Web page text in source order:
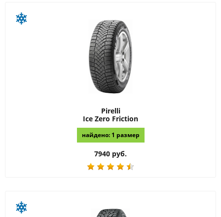
Pirelli
Ice Zero Friction
найдено: 1 размер
7940 руб.